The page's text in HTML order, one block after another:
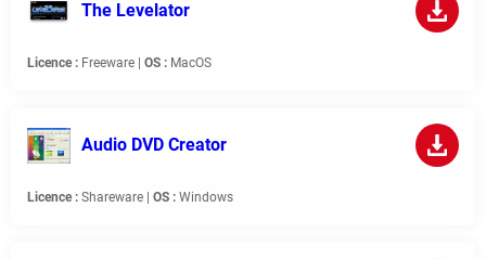
The Levelator
Licence : Freeware | OS : MacOS
Audio DVD Creator
Licence : Shareware | OS : Windows